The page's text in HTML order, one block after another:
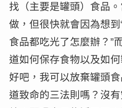
找（主要是罐頭）食品
做，但很快就會因為想
食品都吃光了怎麼辦？”
道如何保存食物以及如
好吧，我可以放棄罐頭
道致命的三法則嗎？沒